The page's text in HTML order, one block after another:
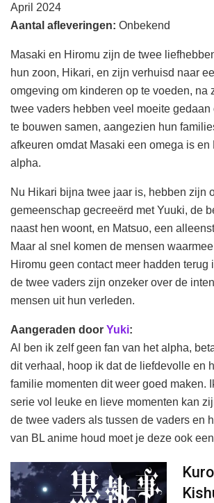
April 2024
Aantal afleveringen: Onbekend
Masaki en Hiromu zijn de twee
hun zoon, Hikari, en zijn verhuisd naar
omgeving om kinderen op te voeden, na
twee vaders hebben veel moeite gedaan
te bouwen samen, aangezien hun
afkeuren omdat Masaki een omega is en
alpha.
Nu Hikari bijna twee jaar is, hebben zijn
gemeenschap gecreeërd met Yuuki, de
naast hen woont, en Matsuo, een
Maar al snel komen de mensen
Hiromu geen contact meer hadden terug
de twee vaders zijn onzeker over de
mensen uit hun verleden.
Aangeraden door Yuki:
Al ben ik zelf geen fan van het alpha,
dit verhaal, hoop ik dat de liefdevolle en
familie momenten dit weer goed maken.
serie vol leuke en lieve momenten kan
de twee vaders als tussen de vaders en
van BL anime houd moet je deze ook